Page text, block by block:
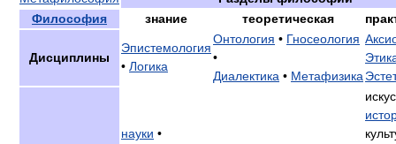
Философия
знание теоретическая
Дисциплины
Эпистемология
• Логика
Онтология • Гносеология
•
Диалектика • Метафизика
науки •